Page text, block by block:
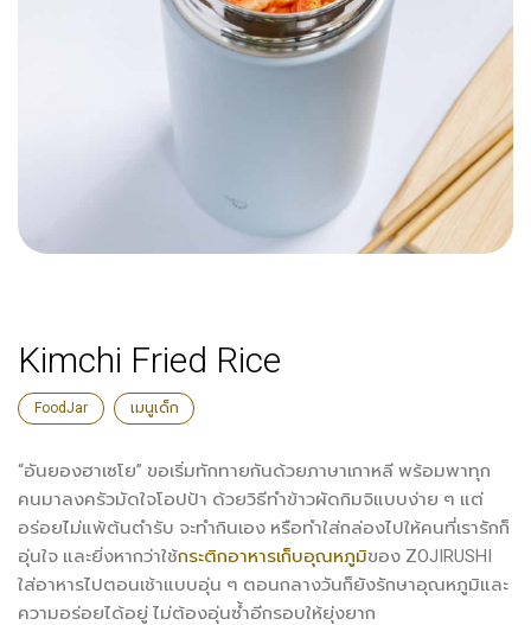
Kimchi Fried Rice
FoodJar เมนูเด็ก
“อันยองฮาเซโย” ขอเริ่มทักทายกันด้วยภาษาเกาหลี พร้อมพาทุก
คนมาลงครัวมัดใจโอปป้า ด้วยวิธีทำข้าวผัดกิมจิแบบง่าย ๆ แต่
อร่อยไม่แพ้ต้นตำรับ จะทำกินเอง หรือทำใส่กล่องไปให้คนที่เรารักก็
อุ่นใจ และยิ่งหากว่าใช้กระติกอาหารเก็บอุณหภูมิของ ZOJIRUSHI
ใส่อาหารไปตอนเช้าแบบอุ่น ๆ ตอนกลางวันก็ยังรักษาอุณหภูมิและ
ความอร่อยได้อยู่ ไม่ต้องอุ่นซ้ำอีกรอบให้ยุ่งยาก